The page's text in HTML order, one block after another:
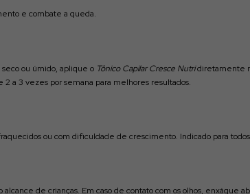
e combate a queda.
ou úmido, aplique o Tônico Capilar Cresce Nutridiretamente
2 a 3 vezes por semana para melhores resultados.
ou com dificuldade de crescimento. Indicado para
de crianças. Em caso de contato com os olhos, enxágue